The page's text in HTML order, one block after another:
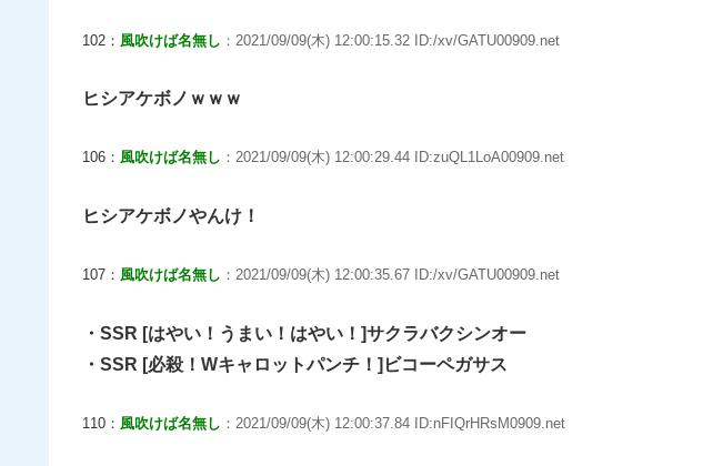
102： 風吹けば名無し ：2021/09/09(木) 12:00:15.32 ID:/xv/GATU00909.net
ヒシアケボノｗｗｗ
106： 風吹けば名無し ：2021/09/09(木) 12:00:29.44 ID:zuQL1LoA00909.net
ヒシアケボノやんけ！
107： 風吹けば名無し ：2021/09/09(木) 12:00:35.67 ID:/xv/GATU00909.net
・SSR [はやい！うまい！はやい！]サクラバクシンオー
・SSR [必殺！Wキャロットパンチ！]ビコーペガサス
110： 風吹けば名無し ：2021/09/09(木) 12:00:37.84 ID:nFIQrHRsM0909.net